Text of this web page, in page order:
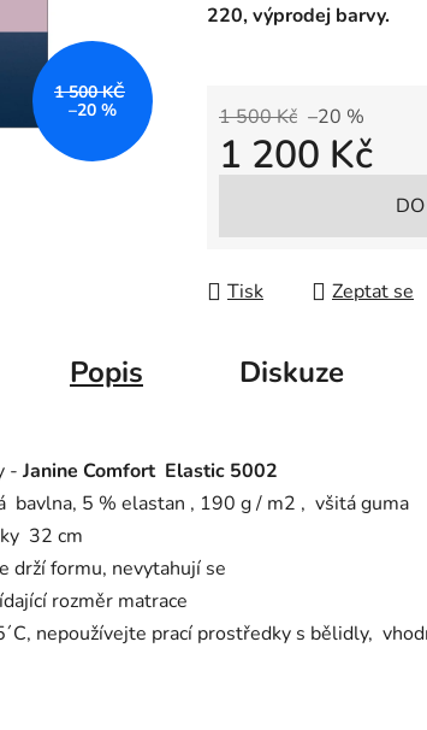
220, výprodej barvy.
1 500 Kč –20 %
1 200 Kč
Tisk Zeptat se
1 500 KČ
–20 %
Popis Diskuze
- Janine Comfort Elastic 5002
5 % elastan , 190 g / m2 , všitá guma
32 cm
drží formu, nevytahují se
rozměr matrace
nepoužívejte prací prostředky s bělidly,